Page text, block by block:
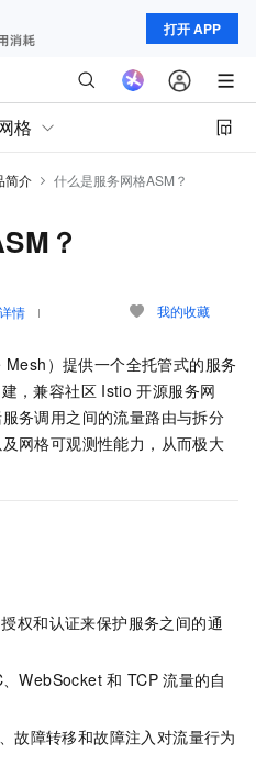
打开 APP
格
简介 什么是服务网格ASM？
？
情 我的收藏
Mesh）提供一个全托管式的服务
，兼容社区 Istio 开源服务网
务调用之间的流量路由与拆分
网格可观测性能力，从而极大
权和认证来保护服务之间的通
WebSocket 和 TCP 流量的自
故障转移和故障注入对流量行为